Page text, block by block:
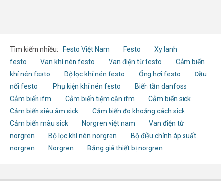
Tìm kiếm nhiều: Festo Việt Nam Festo
Xy lanh
festo
Van khí nén festo Van điện từ festo
Cảm biến
khí nén festo
Bộ lọc khí nén festo Ống hơi festo
Đầu
nối festo
Phụ kiện khí nén festo
Biến tần danfoss
Cảm biến ifm
Cảm biến tiệm cận ifm
Cảm biến sick
Cảm biến siêu âm sick
Cảm biến đo khoảng cách sick
Cảm biến màu sick
Norgren việt nam
Van điện từ
norgren
Bộ lọc khí nén norgren
Bộ điều chỉnh áp suất
norgren
Norgren Bảng giá thiết bị norgren